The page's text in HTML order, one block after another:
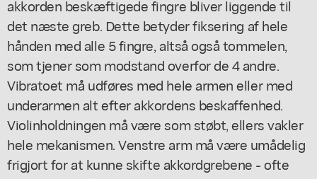
akkorden beskæftigede fingre bliver liggende til
det næste greb. Dette betyder fiksering af hele
hånden med alle 5 fingre, altså også tommelen,
som tjener som modstand overfor de 4 andre.
Vibratoet må udføres med hele armen eller med
underarmen alt efter akkordens beskaffenhed.
Violinholdningen må være som støbt, ellers vakler
hele mekanismen. Venstre arm må være umådelig
frigjort for at kunne skifte akkordgrebene - ofte